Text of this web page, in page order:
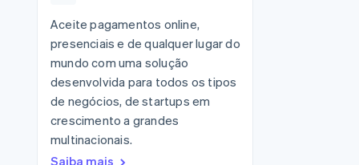
Incorporação de startups
Climate
Remoção de carbono
Aceite pagamentos online,
presenciais e de qualquer lugar do
mundo com uma solução
desenvolvida para todos os tipos
de negócios, de startups em
crescimento a grandes
multinacionais.
Saiba mais